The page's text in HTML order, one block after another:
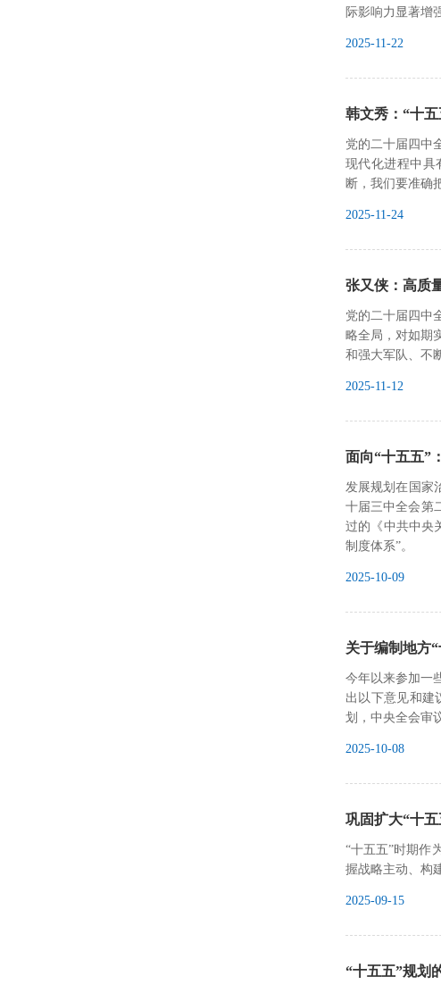
际影响力显著增
2025-11-22
韩文秀：“十
党的二十届四中
现代化进程中具
断，我们要准确
2025-11-24
张又侠：高质
党的二十届四中
略全局，对如期
和强大军队、不
2025-11-12
面向“十五五”
发展规划在国家
十届三中全会第
过的《中共中央
制度体系”。
2025-10-09
关于编制地方
今年以来参加一
出以下意见和建
划，中央全会审
2025-10-08
巩固扩大“十
“十五五”时期作
握战略主动、构
2025-09-15
“十五五”规划